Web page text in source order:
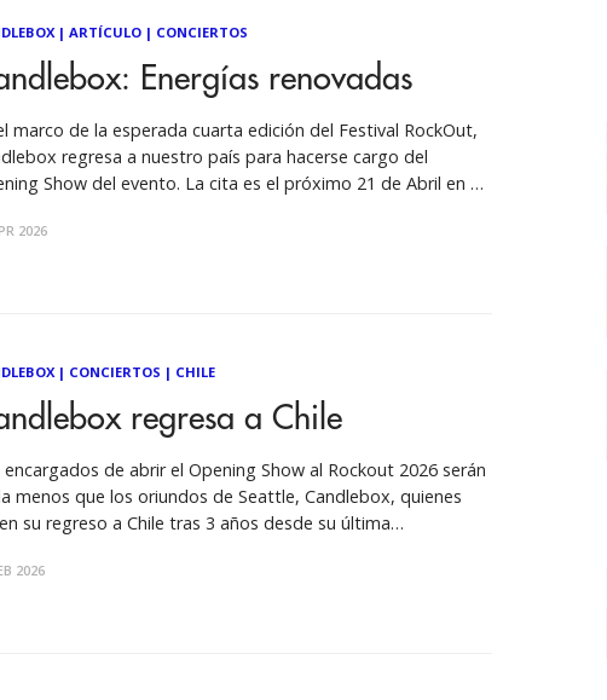
| ARTÍCULO| CONCIERTOS
Energías renovadas
marco de la esperada cuarta edición del Festival RockOut,
regresa a nuestro país para hacerse cargo del
Show del evento. La cita es el próximo 21 de Abril en el
de Seattle tras su
2026
| CONCIERTOS | CHILE
regresa a Chile
encargados de abrir el Opening Show al Rockout 2026 serán
menos que los oriundos de Seattle, Candlebox, quienes
su regreso a Chile tras 3 años desde su última
te damos todos los detalles de como
2026